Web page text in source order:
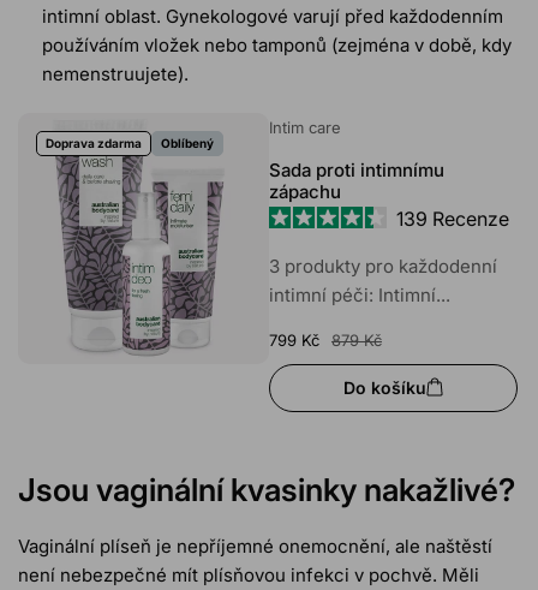
intimní oblast. Gynekologové varují před každodenním
používáním vložek nebo tamponů (zejména v době, kdy
nemenstruujete).
Doprava zdarma Oblíbený
Intim care
Sada proti intimnímu
zápachu
4.4
z
5
139 Recenze
3 produkty pro každodenní
intimní péči: Intimní...
799 Kč 879 Kč
Do košíku
Jsou vaginální kvasinky nakažlivé?
Vaginální plíseň je nepříjemné onemocnění, ale naštěstí
není nebezpečné mít plísňovou infekci v pochvě. Měli